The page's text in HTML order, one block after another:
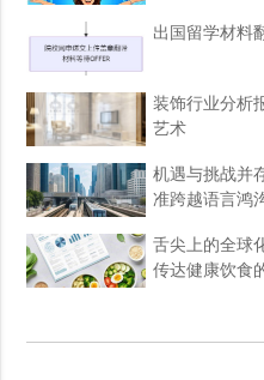
出国留学材料
装饰行业分析
艺术
机遇与挑战并
准跨越语言鸿
舌尖上的全球
传达健康饮食